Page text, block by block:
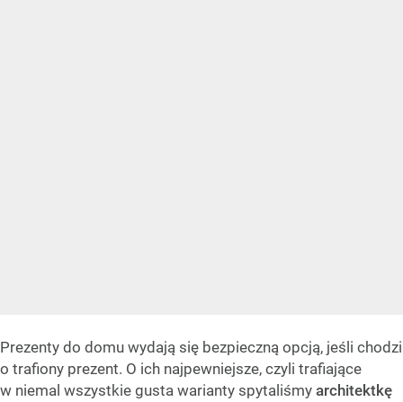
Prezenty do domu wydają się bezpieczną opcją, jeśli chodzi
o trafiony prezent. O ich najpewniejsze, czyli trafiające
w niemal wszystkie gusta warianty spytaliśmy architektkę